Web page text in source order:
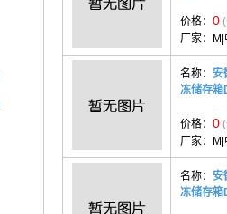
价格： 0
厂家： M|
名称： 安
冻储存箱
价格： 0
厂家： M|
名称： 安
冻储存